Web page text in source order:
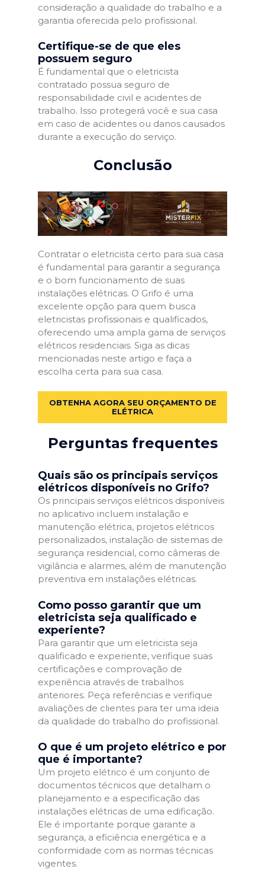
consideração a qualidade do trabalho e a
garantia oferecida pelo profissional.
Certifique-se de que eles
possuem seguro
É fundamental que o eletricista
contratado possua seguro de
responsabilidade civil e acidentes de
trabalho. Isso protegerá você e sua casa
em caso de acidentes ou danos causados
durante a execução do serviço.
Conclusão
Contratar o eletricista certo para sua casa
é fundamental para garantir a segurança
e o bom funcionamento de suas
instalações elétricas. O Grifo é uma
excelente opção para quem busca
eletricistas profissionais e qualificados,
oferecendo uma ampla gama de serviços
elétricos residenciais. Siga as dicas
mencionadas neste artigo e faça a
escolha certa para sua casa.
OBTENHA AGORA SEU ORÇAMENTO DE
ELÉTRICA
Perguntas frequentes
Quais são os principais serviços
elétricos disponíveis no Grifo?
Os principais serviços elétricos disponíveis
no aplicativo incluem instalação e
manutenção elétrica, projetos elétricos
personalizados, instalação de sistemas de
segurança residencial, como câmeras de
vigilância e alarmes, além de manutenção
preventiva em instalações elétricas.
Como posso garantir que um
eletricista seja qualificado e
experiente?
Para garantir que um eletricista seja
qualificado e experiente, verifique suas
certificações e comprovação de
experiência através de trabalhos
anteriores. Peça referências e verifique
avaliações de clientes para ter uma ideia
da qualidade do trabalho do profissional.
O que é um projeto elétrico e por
que é importante?
Um projeto elétrico é um conjunto de
documentos técnicos que detalham o
planejamento e a especificação das
instalações elétricas de uma edificação.
Ele é importante porque garante a
segurança, a eficiência energética e a
conformidade com as normas técnicas
vigentes.